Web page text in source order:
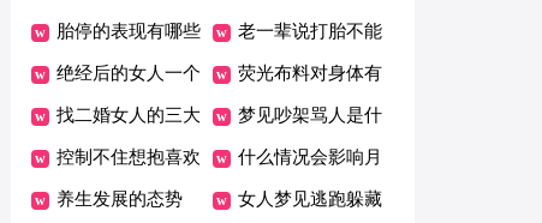
过 手不放
胎停的表现有哪些 老一辈说打胎不能
参加婚礼吗
绝经后的女人一个
人生活好吗
荧光布料对身体有
害吗
找二婚女人的三大
忌
梦见吵架骂人是什
么意思
控制不住想抱喜欢
的女孩
什么情况会影响月
经推迟
养生发展的态势 女人梦见逃跑躲藏